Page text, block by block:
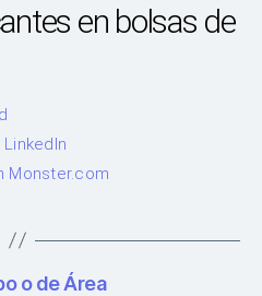
en bolsas de
Monster.com
o de Área